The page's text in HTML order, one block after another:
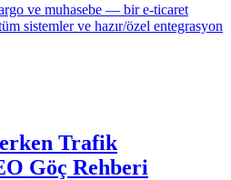
ve muhasebe — bir e-ticaret
sistemler ve hazır/özel entegrasyon
Trafik
Göç Rehberi